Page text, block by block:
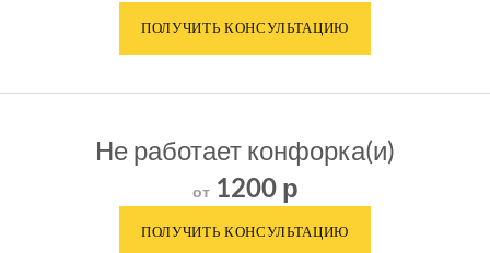
Не работает конфорка(и)
от1200 р